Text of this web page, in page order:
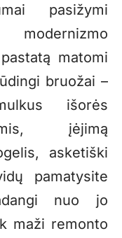
pasižymi
matomi
bruožai –
išorės
įėjimą
asketiški
pamatysite
nuo jo
maži remonto